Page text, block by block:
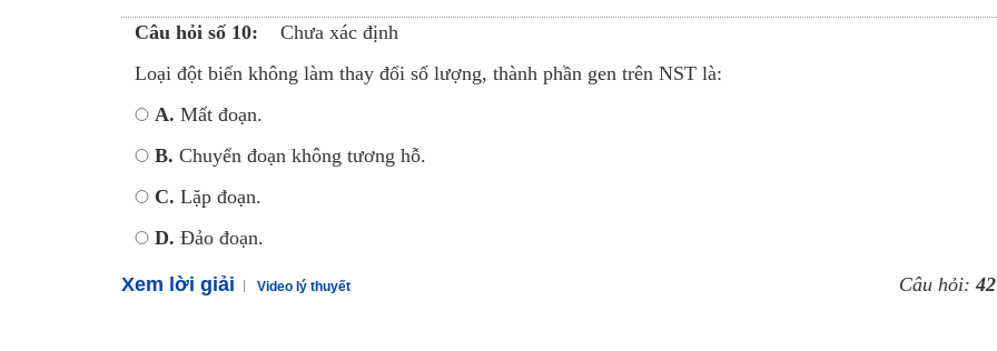
Câu hỏi số 10:
Chưa xác định
Loại đột biến không làm thay đổi số lượng, thành phần gen trên NST là:
A. Mất đoạn.
B. Chuyển đoạn không tương hỗ.
C. Lặp đoạn.
D. Đảo đoạn.
Xem lời giải Video lý thuyết Câu hỏi: